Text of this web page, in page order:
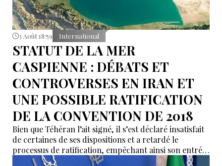
3 Août 18:59 International
STATUT DE LA MER
CASPIENNE : DÉBATS ET
CONTROVERSES EN IRAN ET
UNE POSSIBLE RATIFICATION
DE LA CONVENTION DE 2018
Bien que Téhéran l’ait signé, il s’est déclaré insatisfait
de certaines de ses dispositions et a retardé le
processus de ratification, empêchant ainsi son entrée
en vigueur sur le plan juridique.